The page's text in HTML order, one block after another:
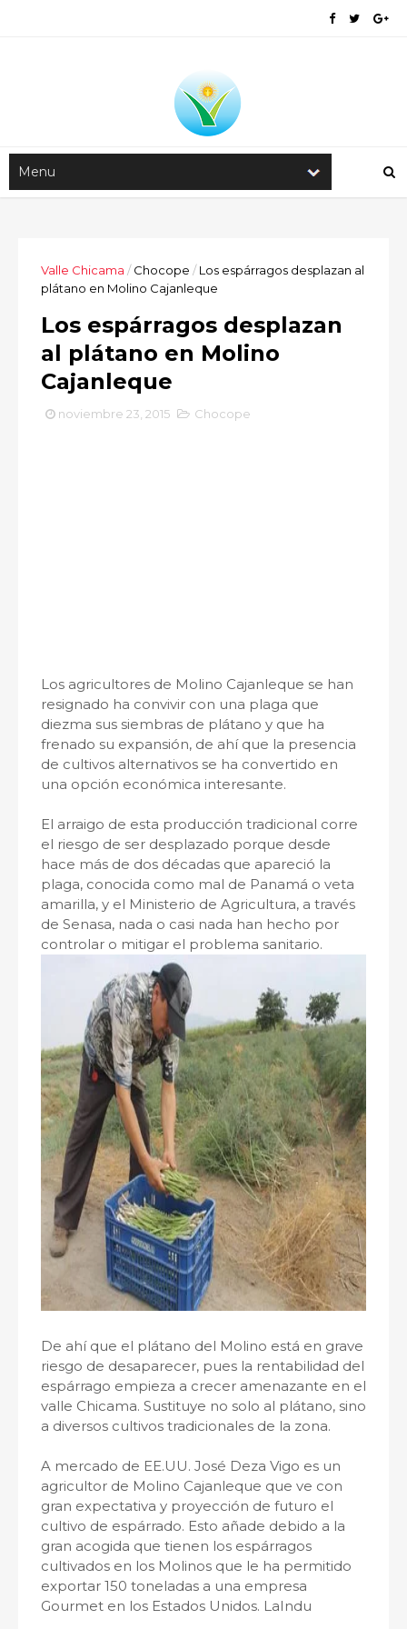
Valle Chicama / Chocope / Los espárragos desplazan al
plátano en Molino Cajanleque
Los espárragos desplazan
al plátano en Molino
Cajanleque
noviembre 23, 2015 Chocope
Los agricultores de Molino Cajanleque se han
resignado ha convivir con una plaga que
diezma sus siembras de plátano y que ha
frenado su expansión, de ahí que la presencia
de cultivos alternativos se ha convertido en
una opción económica interesante.
El arraigo de esta producción tradicional corre
el riesgo de ser desplazado porque desde
hace más de dos décadas que apareció la
plaga, conocida como mal de Panamá o veta
amarilla, y el Ministerio de Agricultura, a través
de Senasa, nada o casi nada han hecho por
controlar o mitigar el problema sanitario.
De ahí que el plátano del Molino está en grave
riesgo de desaparecer, pues la rentabilidad del
espárrago empieza a crecer amenazante en el
valle Chicama. Sustituye no solo al plátano, sino
a diversos cultivos tradicionales de la zona.
A mercado de EE.UU. José Deza Vigo es un
agricultor de Molino Cajanleque que ve con
gran expectativa y proyección de futuro el
cultivo de espárrado. Esto añade debido a la
gran acogida que tienen los espárragos
cultivados en los Molinos que le ha permitido
exportar 150 toneladas a una empresa
Gourmet en los Estados Unidos. LaIndu